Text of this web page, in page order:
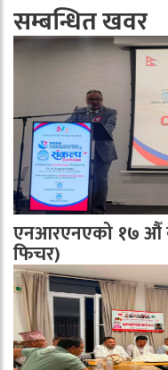
सम्बन्धित खवर
एनआरएनएको १७ औँ
फिचर)